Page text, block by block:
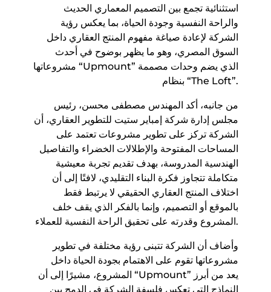
استثنائية تجمع بين التصميم المعماري الحديث
والراحة النفسية وجودة الحياة، بما يعكس رؤية
الشركة لإعادة صياغة مفهوم المنتج العقاري داخل
السوق المصري، وهو ما يظهر بوضوح في أحدث
مشروعاتها “Upmount” الذي يضم وحدات مصممة
بنظام “The Loft”.
من جانبه، أكد المهندس مصطفى محسن، رئيس
مجلس إدارة شركة إمباير ستيت للتطوير العقاري، أن
الشركة تركز على تطوير مشروعات تعتمد على
المساحات المفتوحة والإطلالات الخضراء والتفاصيل
الهندسية المدروسة، بهدف تقديم تجربة معيشية
متكاملة تتجاوز فكرة البناء التقليدي، لافتًا إلى أن
اختلاف المنتج العقاري الحقيقي لا يرتبط فقط
بالموقع أو التصميم، وإنما بالفكر الذي يقف خلف
المشروع وقدرته على تحقيق الراحة النفسية للعملاء.
وأضاف أن الشركة تتبنى رؤية مختلفة في تطوير
مشروعاتها تقوم على الاهتمام بجودة الحياة داخل
المشروع، مشيرًا إلى أن “Upmount” يعد من أبرز
النماذج التي تعكس فلسفة الشركة في الدمج بين